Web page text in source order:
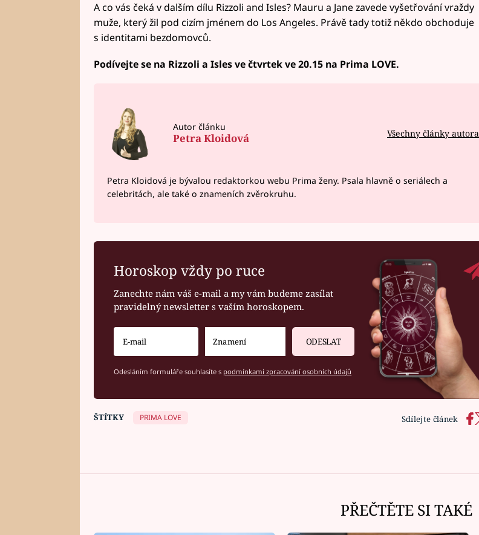
A co vás čeká v dalším dílu Rizzoli and Isles? Mauru a Jane zavede vyšetřování vraždy
muže, který žil pod cizím jménem do Los Angeles. Právě tady totiž někdo obchoduje
s identitami bezdomovců.
Podívejte se na Rizzoli a Isles ve čtvrtek ve 20.15 na Prima LOVE.
Autor článku
Petra Kloidová Všechny články autora
Petra Kloidová je bývalou redaktorkou webu Prima ženy. Psala hlavně o seriálech a
celebritách, ale také o znameních zvěrokruhu.
Horoskop vždy po ruce
Zanechte nám váš e-mail a my vám budeme zasílat
pravidelný newsletter s vaším horoskopem.
ODESLAT
Odesláním formuláře souhlasíte s podmínkami zpracování osobních údajů
Sdílejte článek
ŠTÍTKY PRIMA LOVE
PŘEČTĚTE SI TAKÉ